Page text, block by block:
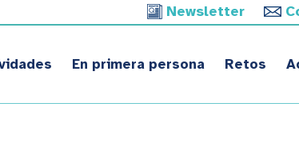
Newsletter
En primera persona Retos